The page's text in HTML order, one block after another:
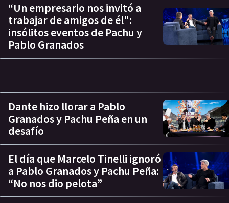
“Un empresario nos invitó a
trabajar de amigos de él":
insólitos eventos de Pachu y
Pablo Granados
Dante hizo llorar a Pablo
Granados y Pachu Peña en un
desafío
El día que Marcelo Tinelli ignoró
a Pablo Granados y Pachu Peña:
“No nos dio pelota”